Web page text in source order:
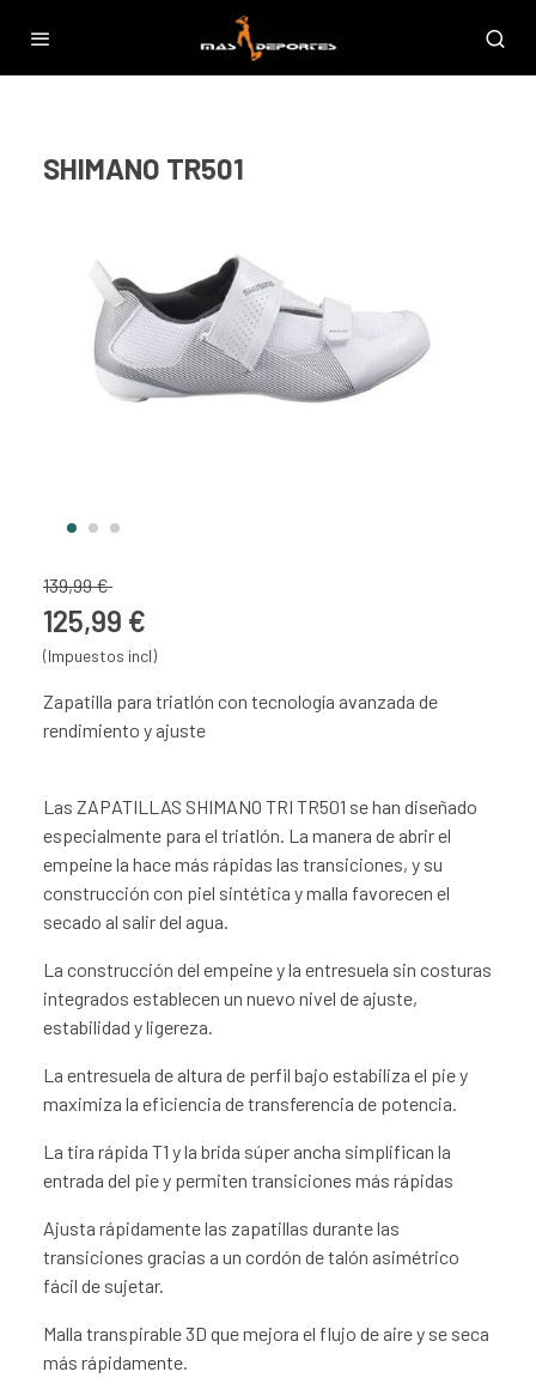
SHIMANO TR501
139,99 €
125,99 €
(Impuestos incl)
Zapatilla para triatlón con tecnología avanzada de
rendimiento y ajuste
Las ZAPATILLAS SHIMANO TRI TR501 se han diseñado
especialmente para el triatlón. La manera de abrir el
empeine la hace más rápidas las transiciones, y su
construcción con piel sintética y malla favorecen el
secado al salir del agua.
La construcción del empeine y la entresuela sin costuras
integrados establecen un nuevo nivel de ajuste,
estabilidad y ligereza.
La entresuela de altura de perfil bajo estabiliza el pie y
maximiza la eficiencia de transferencia de potencia.
La tira rápida T1 y la brida súper ancha simplifican la
entrada del pie y permiten transiciones más rápidas
Ajusta rápidamente las zapatillas durante las
transiciones gracias a un cordón de talón asimétrico
fácil de sujetar.
Malla transpirable 3D que mejora el flujo de aire y se seca
más rápidamente.